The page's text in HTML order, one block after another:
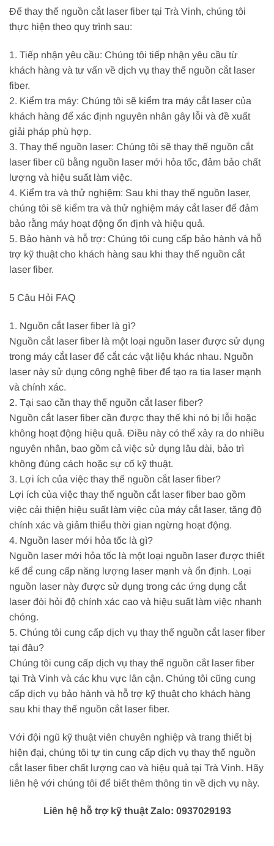
Để thay thế nguồn cắt laser fiber tại Trà Vinh, chúng tôi
thực hiện theo quy trình sau:
1. Tiếp nhận yêu cầu: Chúng tôi tiếp nhận yêu cầu từ
khách hàng và tư vấn về dịch vụ thay thế nguồn cắt laser
fiber.
2. Kiểm tra máy: Chúng tôi sẽ kiểm tra máy cắt laser của
khách hàng để xác định nguyên nhân gây lỗi và đề xuất
giải pháp phù hợp.
3. Thay thế nguồn laser: Chúng tôi sẽ thay thế nguồn cắt
laser fiber cũ bằng nguồn laser mới hỏa tốc, đảm bảo chất
lượng và hiệu suất làm việc.
4. Kiểm tra và thử nghiệm: Sau khi thay thế nguồn laser,
chúng tôi sẽ kiểm tra và thử nghiệm máy cắt laser để đảm
bảo rằng máy hoạt động ổn định và hiệu quả.
5. Bảo hành và hỗ trợ: Chúng tôi cung cấp bảo hành và hỗ
trợ kỹ thuật cho khách hàng sau khi thay thế nguồn cắt
laser fiber.
5 Câu Hỏi FAQ
1. Nguồn cắt laser fiber là gì?
Nguồn cắt laser fiber là một loại nguồn laser được sử dụng
trong máy cắt laser để cắt các vật liệu khác nhau. Nguồn
laser này sử dụng công nghệ fiber để tạo ra tia laser mạnh
và chính xác.
2. Tại sao cần thay thế nguồn cắt laser fiber?
Nguồn cắt laser fiber cần được thay thế khi nó bị lỗi hoặc
không hoạt động hiệu quả. Điều này có thể xảy ra do nhiều
nguyên nhân, bao gồm cả việc sử dụng lâu dài, bảo trì
không đúng cách hoặc sự cố kỹ thuật.
3. Lợi ích của việc thay thế nguồn cắt laser fiber?
Lợi ích của việc thay thế nguồn cắt laser fiber bao gồm
việc cải thiện hiệu suất làm việc của máy cắt laser, tăng độ
chính xác và giảm thiểu thời gian ngừng hoạt động.
4. Nguồn laser mới hỏa tốc là gì?
Nguồn laser mới hỏa tốc là một loại nguồn laser được thiết
kế để cung cấp năng lượng laser mạnh và ổn định. Loại
nguồn laser này được sử dụng trong các ứng dụng cắt
laser đòi hỏi độ chính xác cao và hiệu suất làm việc nhanh
chóng.
5. Chúng tôi cung cấp dịch vụ thay thế nguồn cắt laser fiber
tại đâu?
Chúng tôi cung cấp dịch vụ thay thế nguồn cắt laser fiber
tại Trà Vinh và các khu vực lân cận. Chúng tôi cũng cung
cấp dịch vụ bảo hành và hỗ trợ kỹ thuật cho khách hàng
sau khi thay thế nguồn cắt laser fiber.
Với đội ngũ kỹ thuật viên chuyên nghiệp và trang thiết bị
hiện đại, chúng tôi tự tin cung cấp dịch vụ thay thế nguồn
cắt laser fiber chất lượng cao và hiệu quả tại Trà Vinh. Hãy
liên hệ với chúng tôi để biết thêm thông tin về dịch vụ này.
Liên hệ hỗ trợ kỹ thuật Zalo: 0937029193